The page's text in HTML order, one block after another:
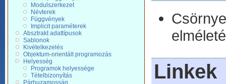
Modulszerkezet
Névterek
Függvények
Implicit paraméterek
Absztrakt adattípusok
Sablonok
Kivételkezelés
Objektum-orientált programozás
Helyesség
Programok helyessége
Tételbizonyítás
Párhuzamosság
Linkek